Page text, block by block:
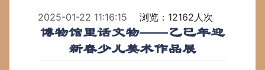
2025-01-22 11:16:15 浏览：12162人次
博物馆里话文物——乙已年迎
新春少儿美术作品展